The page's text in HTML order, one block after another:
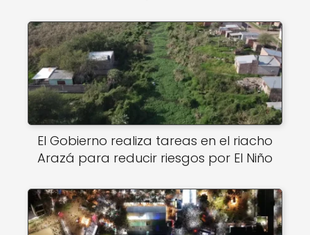
El Gobierno realiza tareas en el riacho
Arazá para reducir riesgos por El Niño